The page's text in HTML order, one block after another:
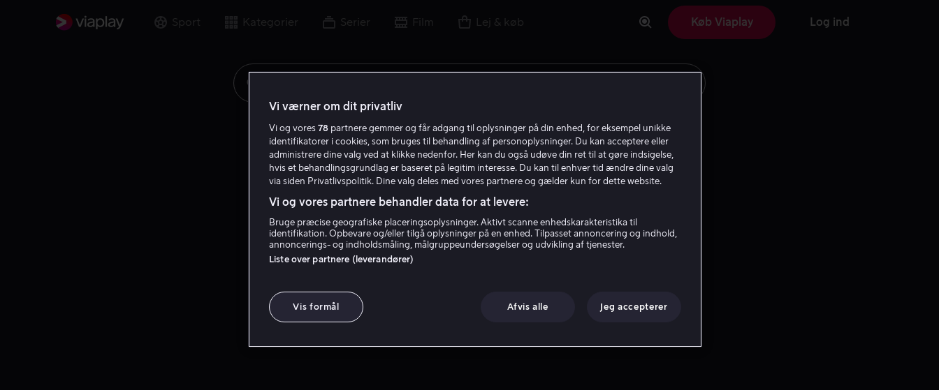
Sport Kategorier Serier Film Lej & køb Køb Viaplay Log ind
Vi værner om dit privatliv
Vi og vores 78 partnere gemmer og får adgang til oplysninger på din enhed, for eksempel unikke
identifikatorer i cookies, som bruges til behandling af personoplysninger. Du kan acceptere eller
administrere dine valg ved at klikke nedenfor. Her kan du også udøve din ret til at gøre indsigelse,
hvis et behandlingsgrundlag er baseret på legitim interesse. Du kan til enhver tid ændre dine valg
via siden Privatlivspolitik. Dine valg deles med vores partnere og gælder kun for dette website.
Vi og vores partnere behandler data for at levere:
Bruge præcise geografiske placeringsoplysninger. Aktivt scanne enhedskarakteristika til
identifikation. Opbevare og/eller tilgå oplysninger på en enhed. Tilpasset annoncering og indhold,
annoncerings- og indholdsmåling, målgruppeundersøgelser og udvikling af tjenester.
Liste over partnere (leverandører)
Vis formål Afvis alle Jeg accepterer